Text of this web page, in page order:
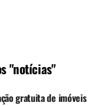
"notícias"
gratuita de imóveis